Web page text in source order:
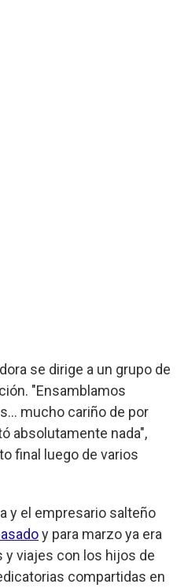
se dirige a un grupo de
"Ensamblamos
mucho cariño de por
absolutamente nada",
final luego de varios
y el empresario salteño
y para marzo ya era
y viajes con los hijos de
compartidas en